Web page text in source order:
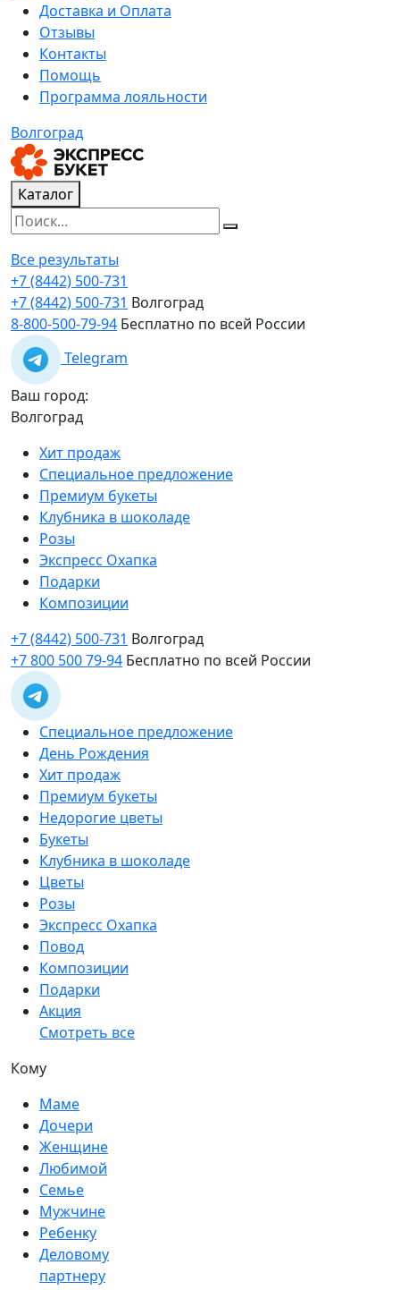
Доставка и Оплата
Отзывы
Контакты
Помощь
Программа лояльности
Волгоград
Каталог
Все результаты
+7 (8442) 500-731
+7 (8442) 500-731 Волгоград
8-800-500-79-94 Бесплатно по всей России
Telegram
Ваш город:
Волгоград
Хит продаж
Специальное предложение
Премиум букеты
Клубника в шоколаде
Розы
Экспресс Охапка
Подарки
Композиции
+7 (8442) 500-731 Волгоград
+7 800 500 79-94 Бесплатно по всей России
Специальное предложение
День Рождения
Хит продаж
Премиум букеты
Недорогие цветы
Букеты
Клубника в шоколаде
Цветы
Розы
Экспресс Охапка
Повод
Композиции
Подарки
Акция
Смотреть все
Кому
Маме
Дочери
Женщине
Любимой
Семье
Мужчине
Ребенку
Деловому
партнеру